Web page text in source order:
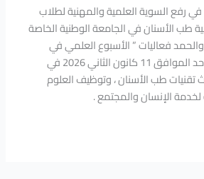
رفع السوية العلمية والمهنية لطلاب
طب الأسنان في الجامعة الوطنية الخاصة
فعاليات ” الأسبوع العلمي في
المداواة اللبية ” يوم الأحد الموافق 11 كانون الثاني 2026 في
طب الأسنان ، وتوظيف العلوم
لخدمة الإنسان والمجتمع .